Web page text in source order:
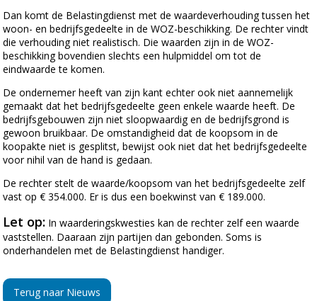
Dan komt de Belastingdienst met de waardeverhouding tussen het
woon- en bedrijfsgedeelte in de WOZ-beschikking. De rechter vindt
die verhouding niet realistisch. Die waarden zijn in de WOZ-
beschikking bovendien slechts een hulpmiddel om tot de
eindwaarde te komen.
De ondernemer heeft van zijn kant echter ook niet aannemelijk
gemaakt dat het bedrijfsgedeelte geen enkele waarde heeft. De
bedrijfsgebouwen zijn niet sloopwaardig en de bedrijfsgrond is
gewoon bruikbaar. De omstandigheid dat de koopsom in de
koopakte niet is gesplitst, bewijst ook niet dat het bedrijfsgedeelte
voor nihil van de hand is gedaan.
De rechter stelt de waarde/koopsom van het bedrijfsgedeelte zelf
vast op € 354.000. Er is dus een boekwinst van € 189.000.
Let op: In waarderingskwesties kan de rechter zelf een waarde
vaststellen. Daaraan zijn partijen dan gebonden. Soms is
onderhandelen met de Belastingdienst handiger.
Terug naar Nieuws